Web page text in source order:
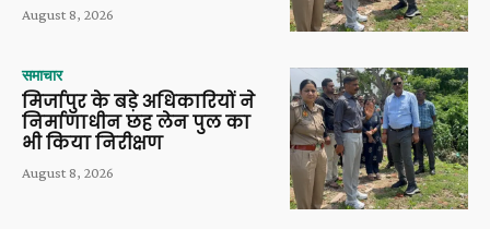
August 8, 2026
समाचार
मिर्जापुर के बड़े अधिकारियों ने
निर्माणाधीन छह लेन पुल का
भी किया निरीक्षण
August 8, 2026